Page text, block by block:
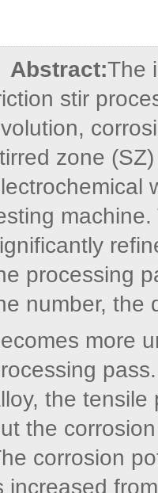
Abstract:The
stir
zone
processing
number, the
more
the tensile
the
corrosion
increased